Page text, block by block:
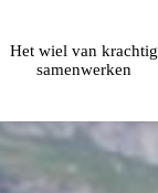
Het wiel van krachtig
samenwerken